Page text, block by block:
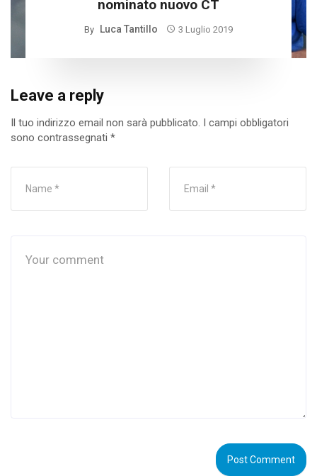
nominato nuovo CT
By Luca Tantillo 3 Luglio 2019
Leave a reply
Il tuo indirizzo email non sarà pubblicato. I campi obbligatori
sono contrassegnati *